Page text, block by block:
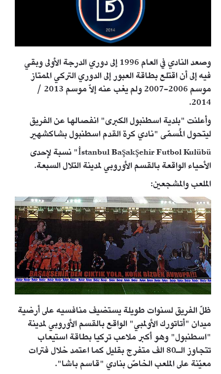
وصعد النادي في العام 1996 إلى دوري الدرجة الأولى وبقي
فيه إلى أن اقتلع بطاقة العبور إلى الدوري التركي الممتاز
موسم 2006-2007 ولم يغب عنه إلاّ موسم 2013 /
2014.
وأعلنت "بلدية اسطنبول الكبرى" انفصالها عن الفريق
ليتحول المُسمّى "نادي كرة القدم اسطنبول بشاكشهير
İstanbul Başakşehir Futbol Kulübü" نسبة لإحدى
الأحياء الواقعة بالقسم الأوروبي لمدينة التلال السبعة.
الملعب والمشجعين:
ظلّ الفريق لسنوات طويلة يستضيف منافسيه على أرضية
ميدان "أتاتورك الأولمبي" الواقع بالقسم الأوروبي لمدينة
"اسطنبول" وهو أكبر ملاعب تركيا بطاقة استيعاب
تتجاوز الـ80 الف متفرج بقليل كما اعتمد خلال فترات
معيّنة على الملعب الخاصّ بنادي "قاسم باشا".